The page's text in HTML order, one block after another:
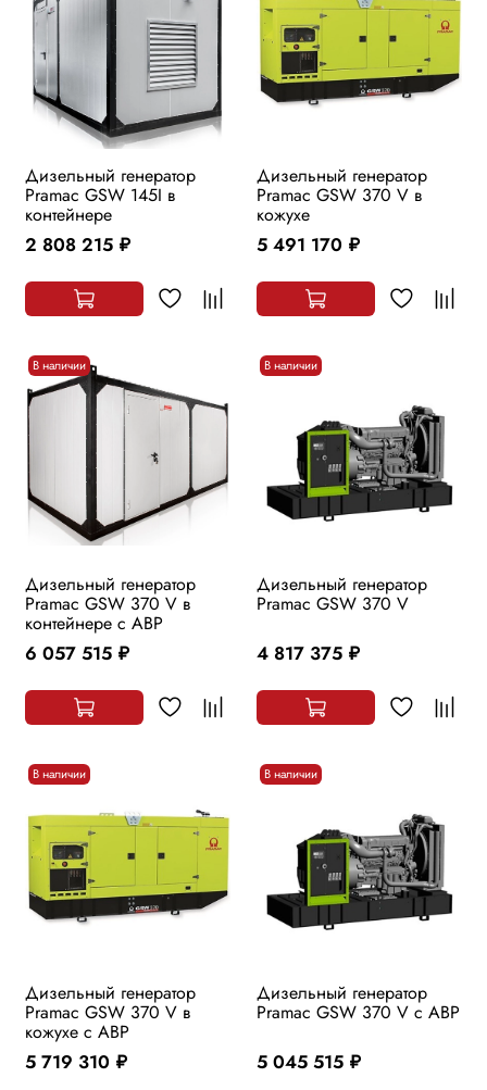
Дизельный генератор
Pramac GSW 145I в
контейнере
2 808 215 руб.
Дизельный генератор
Pramac GSW 370 V в
кожухе
5 491 170 руб.
В наличии
Дизельный генератор
Pramac GSW 370 V в
контейнере с АВР
6 057 515 руб.
В наличии
Дизельный генератор
Pramac GSW 370 V
4 817 375 руб.
В наличии
Дизельный генератор
Pramac GSW 370 V в
кожухе с АВР
5 719 310 руб.
В наличии
Дизельный генератор
Pramac GSW 370 V с АВР
5 045 515 руб.